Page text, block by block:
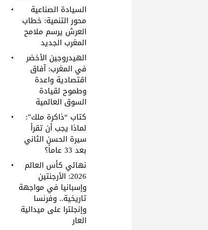
السيادة الصناعية
محور التنمية: خطاب
العرش يرسم ملامح
المغرب الجديد
الهيدروجين الأخضر
في المغرب: آفاق
اقتصادية واعدة
وطموح لقيادة
السوق العالمية
كتاب “ذاكرة ملك”:
لماذا يجب أن تقرأ
سيرة الحسن الثاني
بعد 33 عاماً؟
نهائي كأس العالم
2026: الأرجنتين
وإسبانيا في مواجهة
تاريخية.. وفرنسا
وإنجلترا على ميدالية
العار